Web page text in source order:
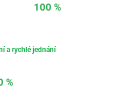
100 %
a rychlé jednání
%